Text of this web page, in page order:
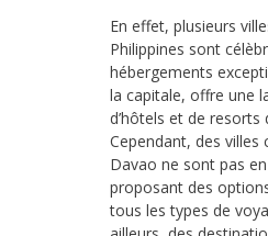
En effet, plusieurs
Philippines sont
hébergements
la capitale, offre une
d’hôtels et de resorts
Cependant, des villes
Davao ne sont pas
proposant des
tous les types de